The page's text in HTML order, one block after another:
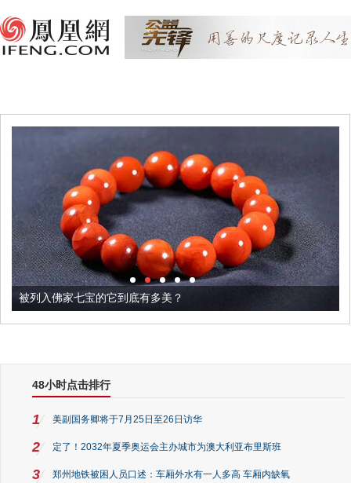
被列入佛家七宝的它到底有多美？
48小时点击排行
1 美副国务卿将于7月25日至26日访华
2 定了！2032年夏季奥运会主办城市为澳大利亚布里斯班
3 郑州地铁被困人员口述：车厢外水有一人多高 车厢内缺氧